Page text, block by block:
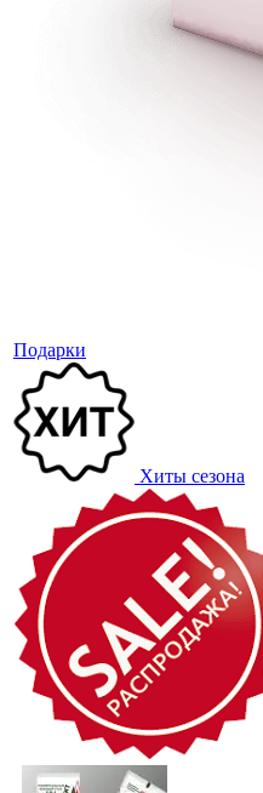
Подарки
Хиты сезона